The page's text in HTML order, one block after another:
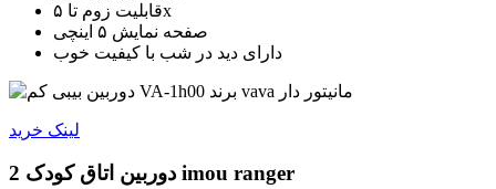
قابلیت زوم تا ۵x
صفحه نمایش ۵ اینچی
دارای دید در شب با کیفیت خوب
لینک خرید
دوربین اتاق کودک 2 imou ranger